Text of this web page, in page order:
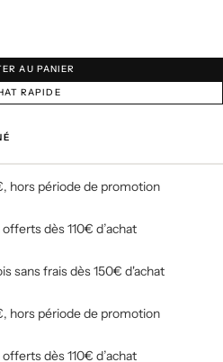
AU PANIER
RAPIDE
hors période de promotion
dès 110€ d’achat
sans frais dès 150€ d'achat
hors période de promotion
dès 110€ d’achat